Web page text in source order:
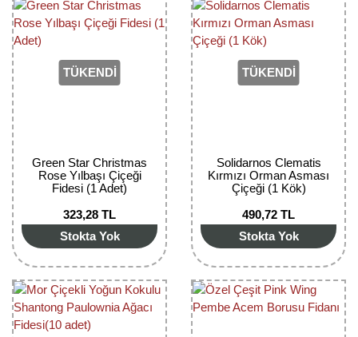
TÜKENDİ
Green Star Christmas
Rose Yılbaşı Çiçeği
Fidesi (1 Adet)
323,28 TL
Stokta Yok
TÜKENDİ
Solidarnos Clematis
Kırmızı Orman Asması
Çiçeği (1 Kök)
490,72 TL
Stokta Yok